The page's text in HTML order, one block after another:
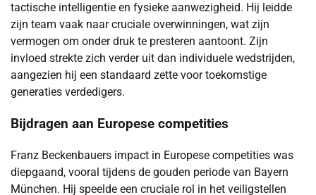
tactische intelligentie en fysieke aanwezigheid. Hij leidde
zijn team vaak naar cruciale overwinningen, wat zijn
vermogen om onder druk te presteren aantoont. Zijn
invloed strekte zich verder uit dan individuele wedstrijden,
aangezien hij een standaard zette voor toekomstige
generaties verdedigers.
Bijdragen aan Europese competities
Franz Beckenbauers impact in Europese competities was
diepgaand, vooral tijdens de gouden periode van Bayern
München. Hij speelde een cruciale rol in het veiligstellen